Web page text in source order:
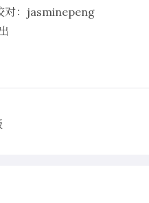
对： jasminepeng